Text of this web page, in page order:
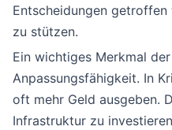
Entscheidungen
zu stützen.
Ein wichtiges Merkmal
Anpassungsfähigkeit. In
oft mehr Geld ausgeben.
Infrastruktur zu